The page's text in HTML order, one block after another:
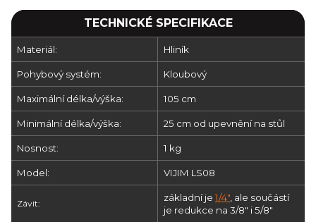
TECHNICKÉ SPECIFIKACE
Materiál: Hliník
Pohybový systém: Kloubový
Maximální délka/výška: 105 cm
Minimální délka/výška: 25 cm od upevnění na stůl
Nosnost: 1 kg
Model: VIJIM LS08
Závit:
základní je1/4" , ale součástí
je redukce na 3/8" i 5/8"